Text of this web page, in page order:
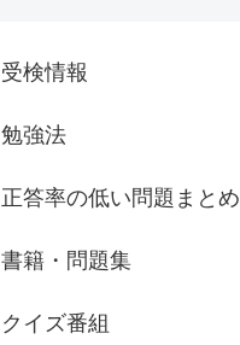
受検情報
勉強法
正答率の低い問題まとめ
書籍・問題集
クイズ番組